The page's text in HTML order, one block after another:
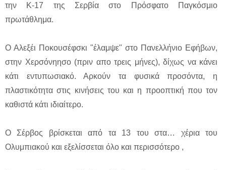
την Κ-17 της Σερβία στο Πρόσφατο Παγκόσμιο
πρωτάθλημα.
Ο Αλεξέι Ποκουσέφσκι "έλαμψε" στο Πανελλήνιο Εφήβων,
στην Χερσόνηησο (πριν απο τρεις μήνες), δίχως να κάνει
κάτι εντυπωσιακό. Αρκούν τα φυσικά προσόντα, η
πλαστικότητα στις κινήσεις του και η προοπτική που τον
καθιστά κάτι ιδιαίτερο.
Ο Σέρβος βρίσκεται από τα 13 του στα… χέρια του
Ολυμπιακού και εξελίσσεται όλο και περισσότερο ,